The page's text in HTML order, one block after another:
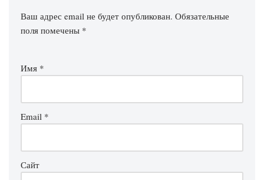
Ваш адрес email не будет опубликован. Обязательные
поля помечены *
Имя *
Email *
Сайт